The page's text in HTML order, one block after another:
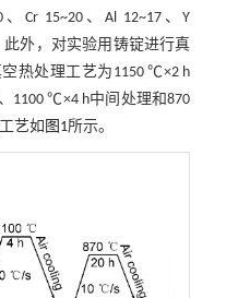
Cr 15~20、Al 12~17、Y
此外，对实验用铸锭进行真
热处理工艺为1150 ℃×2 h
1100 ℃×4 h中间处理和870
艺如 图1所示。